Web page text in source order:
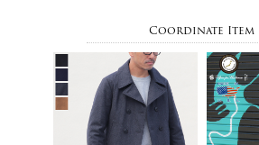
Coordinate Item